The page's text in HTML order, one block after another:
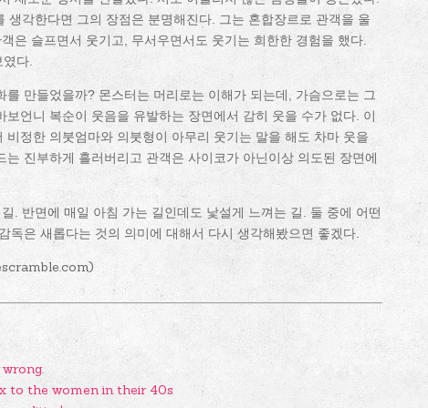
생각한다면 그의 장점은 분명해진다. 그는 혼합장르로 관객을 울
은 슬프면서 웃기고, 무서우면서도 웃기는 희한한 경험을 했다.
였다.
만들었을까? 몬스터는 머리로는 이해가 되는데, 가슴으로는 그
언니 복순이 웃음을 유발하는 장면에서 감히 웃을 수가 없다. 이
정한 의붓엄마와 의붓형이 아무리 웃기는 말을 해도 차마 웃을
진부하게 흘러버리고 관객은 사이코가 아닌이상 의도된 장면에
. 반면에 매일 아침 가는 길인데도 낯설게 느껴는 길. 둘 중에 어떤
독은 새롭다는 것의 의미에 대해서 다시 생각해봤으면 좋겠다.
to the women in their 40s